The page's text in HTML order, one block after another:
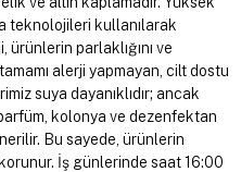
teknolojileri kullanılarak
parlaklığını ve
tamamı alerji yapmayan, cilt dostu
suya dayanıklıdır; ancak
kolonya ve dezenfektan
Bu sayede, ürünlerin
İş günlerinde saat 16:00